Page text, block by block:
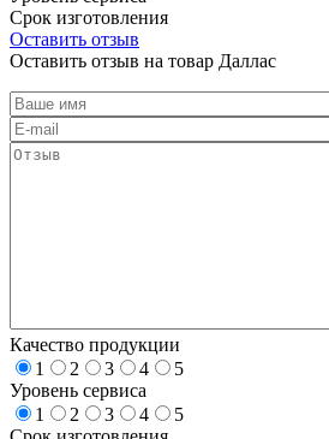
Срок изготовления
Оставить отзыв
Оставить отзыв на товар Даллас
Качество продукции
1
2 3 4
5
Уровень сервиса
1
2 3 4
5